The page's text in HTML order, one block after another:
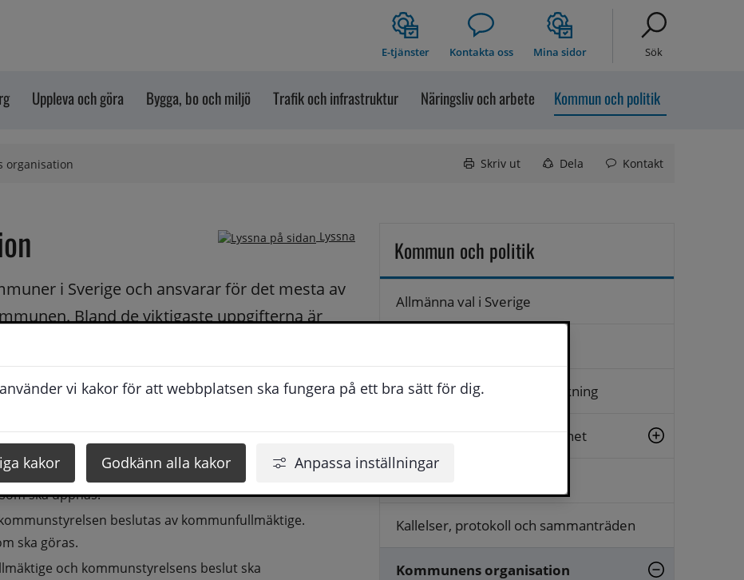
vi kakor för att webbplatsen ska fungera på ett bra sätt för dig.
kakor Godkänn alla kakor Anpassa inställningar
E-tjänster Kontakta oss Mina sidor Sök
Uppleva och göra Bygga, bo och miljö Trafik och infrastruktur Näringsliv och arbete Kommun och politik
organisation Skriv ut Dela Kontakt
Lyssna
i Sverige och ansvarar för det mesta av
Bland de viktigaste uppgifterna är
Men det som alla har gemensamt är att verksamheten
(förtroendevalda) väljs i allmänna val vart fjärde år.
i kommunfullmäktige beslutas av väljarna i allmänna val.
ska uppnås.
beslutas av kommunfullmäktige.
ska göras.
och kommunstyrelsens beslut ska
Kommun och politik
Allmänna val i Sverige
Arkiv, diarium och släktforskning
Beslut, insyn och rättssäkerhet
Kallelser, protokoll och sammanträden
Kommunens organisation